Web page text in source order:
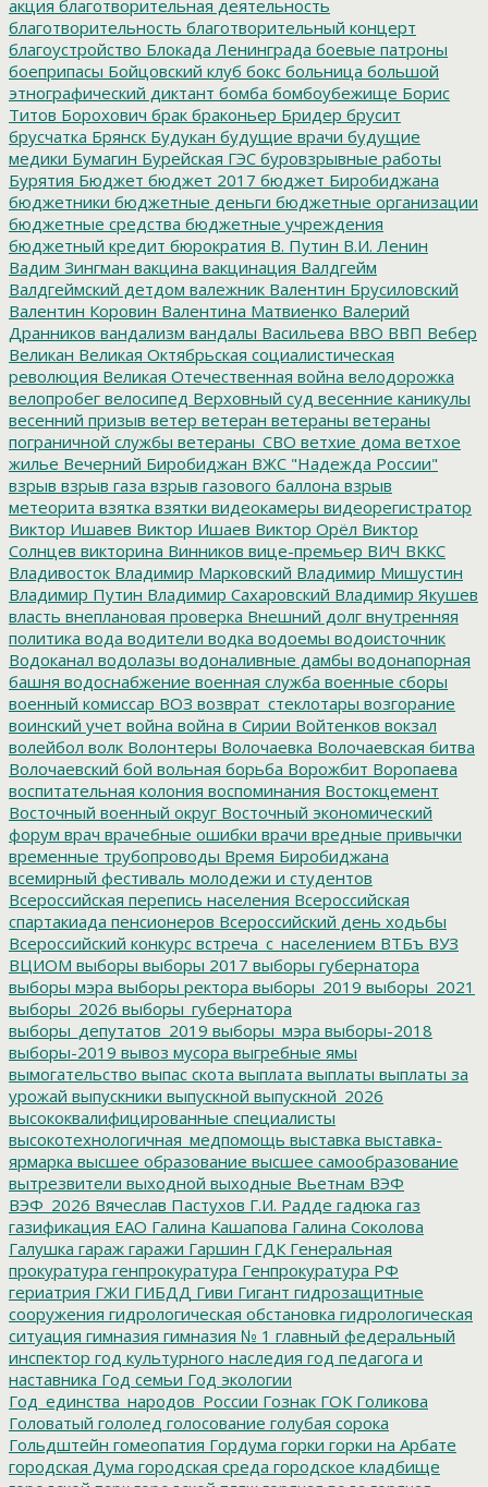
акция благотворительная деятельность
благотворительность благотворительный концерт
благоустройство Блокада Ленинграда боевые патроны
боеприпасы Бойцовский клуб бокс больница большой
этнографический диктант бомба бомбоубежище Борис
Титов Борохович брак браконьер Бридер брусит
брусчатка Брянск Будукан будущие врачи будущие
медики Бумагин Бурейская ГЭС буровзрывные работы
Бурятия Бюджет бюджет 2017 бюджет Биробиджана
бюджетники бюджетные деньги бюджетные организации
бюджетные средства бюджетные учреждения
бюджетный кредит бюрократия В. Путин В.И. Ленин
Вадим Зингман вакцина вакцинация Валдгейм
Валдгеймский детдом валежник Валентин Брусиловский
Валентин Коровин Валентина Матвиенко Валерий
Дранников вандализм вандалы Васильева ВВО ВВП Вебер
Великан Великая Октябрьская социалистическая
революция Великая Отечественная война велодорожка
велопробег велосипед Верховный суд весенние каникулы
весенний призыв ветер ветеран ветераны ветераны
пограничной службы ветераны_СВО ветхие дома ветхое
жилье Вечерний Биробиджан ВЖС "Надежда России"
взрыв взрыв газа взрыв газового баллона взрыв
метеорита взятка взятки видеокамеры видеорегистратор
Виктор Ишавев Виктор Ишаев Виктор Орёл Виктор
Солнцев викторина Винников вице-премьер ВИЧ ВККС
Владивосток Владимир Марковский Владимир Мишустин
Владимир Путин Владимир Сахаровский Владимир Якушев
власть внеплановая проверка Внешний долг внутренняя
политика вода водители водка водоемы водоисточник
Водоканал водолазы водоналивные дамбы водонапорная
башня водоснабжение военная служба военные сборы
военный комиссар ВОЗ возврат_стеклотары возгорание
воинский учет война война в Сирии Войтенков вокзал
волейбол волк Волонтеры Волочаевка Волочаевская битва
Волочаевский бой вольная борьба Ворожбит Воропаева
воспитательная колония воспоминания Востокцемент
Восточный военный округ Восточный экономический
форум врач врачебные ошибки врачи вредные привычки
временные трубопроводы Время Биробиджана
всемирный фестиваль молодежи и студентов
Всероссийская перепись населения Всероссийская
спартакиада пенсионеров Всероссийский день ходьбы
Всероссийский конкурс встреча_с_населением ВТБъ ВУЗ
ВЦИОМ выборы выборы 2017 выборы губернатора
выборы мэра выборы ректора выборы_2019 выборы_2021
выборы_2026 выборы_губернатора
выборы_депутатов_2019 выборы_мэра выборы-2018
выборы-2019 вывоз мусора выгребные ямы
вымогательство выпас скота выплата выплаты выплаты за
урожай выпускники выпускной выпускной_2026
высококвалифицированные специалисты
высокотехнологичная_медпомощь выставка выставка-
ярмарка высшее образование высшее самообразование
вытрезвители выходной выходные Вьетнам ВЭФ
ВЭФ_2026 Вячеслав Пастухов Г.И. Радде гадюка газ
газификация ЕАО Галина Кашапова Галина Соколова
Галушка гараж гаражи Гаршин ГДК Генеральная
прокуратура генпрокуратура Генпрокуратура РФ
гериатрия ГЖИ ГИБДД Гиви Гигант гидрозащитные
сооружения гидрологическая обстановка гидрологическая
ситуация гимназия гимназия № 1 главный федеральный
инспектор год культурного наследия год педагога и
наставника Год семьи Год экологии
Год_единства_народов_России Гознак ГОК Голикова
Головатый гололед голосование голубая сорока
Гольдштейн гомеопатия Гордума горки горки на Арбате
городская Дума городская среда городское кладбище